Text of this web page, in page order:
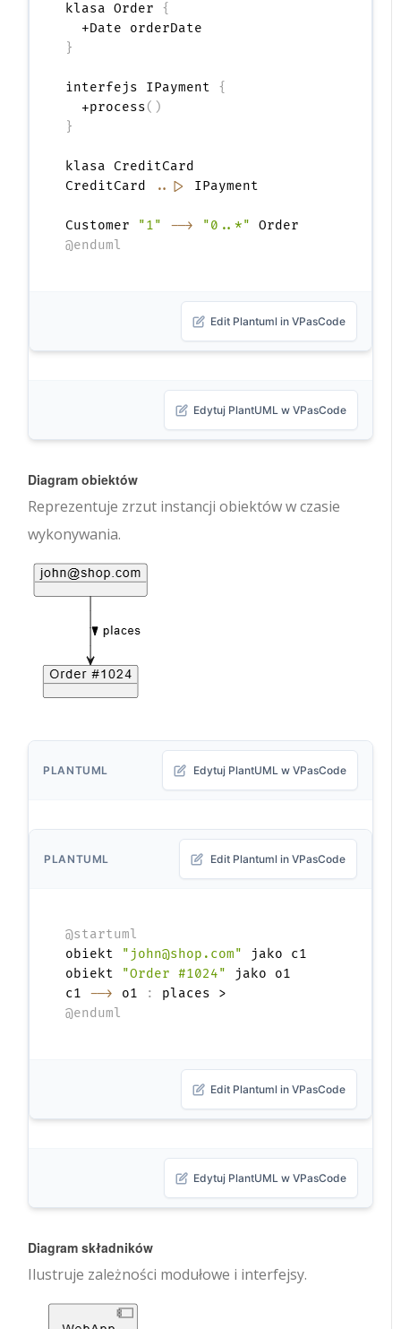
klasa Order {
}
interfejs IPayment {
  +process
( )
}
klasa CreditCard
CreditCard
..|> IPayment
Customer "1" --> "0..*"
@enduml
Edit Plantuml in VPasCode
Edytuj PlantUML w VPasCode
Diagram obiektów
Reprezentuje zrzut instancji obiektów w czasie
wykonywania.
PLANTUML Edytuj PlantUML w VPasCode
PLANTUML Edit Plantuml in VPasCode
@startuml
obiekt
"john@shop.com"
jako c1
obiekt
"Order #1024"
jako o1
c1 --> o1 :
@enduml
Edit Plantuml in VPasCode
Edytuj PlantUML w VPasCode
Diagram składników
Ilustruje zależności modułowe i interfejsy.